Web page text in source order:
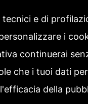
ETICO E POLITICA
e di
i
continuerai
che i tuoi dati
della